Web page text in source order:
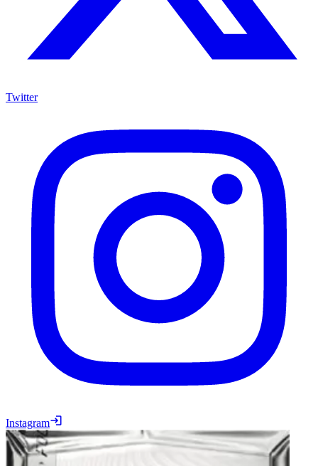
Twitter
Instagram